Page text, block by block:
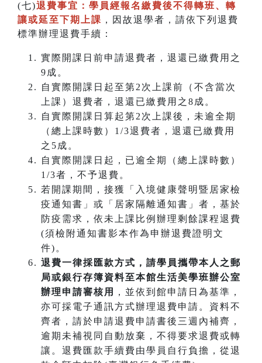
(七)退費事宜：學員經報名繳費後不得轉班、 轉
讓或延至下期上課 ，因故退學者，請依下列退費
標準辦理退費手續：
實際開課日前申請退費者，退還已繳費用之
9成。
自實際開課日起至第2次上課前（不含當次
上課）退費者，退還已繳費用之8成。
自實際開課日算起第2次上課後，未逾全期
（總上課時數）1/3退費者，退還已繳費用
之5成。
自實際開課日起，已逾全期（總上課時數）
1/3者，不予退費。
若開課期間，接獲「入境健康聲明暨居家檢
疫通知書」或「居家隔離通知書」者，基於
防疫需求，依未上課比例辦理剩餘課程退費
(須檢附通知書影本作為申辦退費證明文
件)。
退費一律採匯款方式，請學員攜帶本人之郵
局或銀行存簿資料至本館生活美學班辦公室
辦理申請審核用
，並依到館申請日為基準，
亦可採電子通訊方式辦理退費申請。資料不
齊者，請於申請退費申請書後三週內補齊，
逾期未補視同自動放棄，不得要求退費或轉
讓。退費匯款手續費由學員自行負擔，從退